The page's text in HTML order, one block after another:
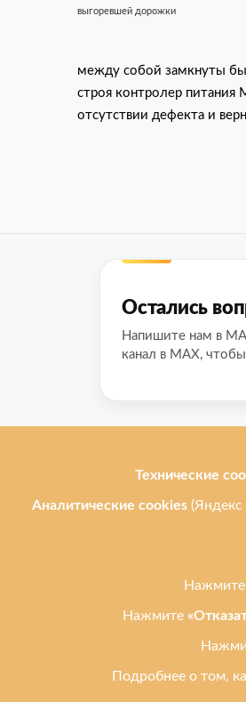
выгоревшей дорожки
между собой замкнуты
строя контролер питания
отсутствии дефекта и
Остались
Напишите нам в
канал в MAX,
ру) — ремонт телефонов,
планшетов и ноутбуков
Ульяновске. Работаем с
Политика обработки
Реквизиты